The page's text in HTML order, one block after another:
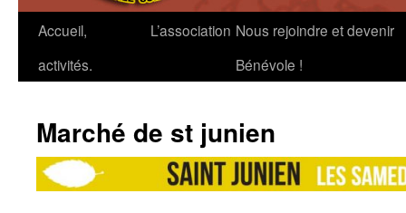
Accueil,
activités.
L’association Nous rejoindre et devenir
Bénévole !
Marché de st junien